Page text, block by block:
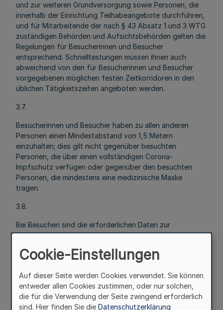
und zur weiteren Grundversorgung sowie Personen, die
innerhalb der Einrichtung Teilhabeangebote durchführen,
und für Mitarbeitende der nach § 43 Absatz 1 und 3 WTG
zuständigen Behörden und Aufsichtsbehörden gelten die
Regelungen für Besucherinnen und Besucher
entsprechend. Schnelltestungen müssen ihnen auch
abweichend von den für Besucherinnen und Besucher
vorgegebenen möglichen festen Zeitkorridoren in den
üblichen Tätigkeitszeiten angeboten werden.
3.7.
Besucherinnen und Besucher haben zu allen anderen
Personen einen Mindestabstand von 1,5 Metern
einzuhalten; dies gilt nicht gegenüber besuchten
Personen, die über einen vollständigen Corona-
Impfschutz verfügen oder gegenüber den besuchten
Personen, die mindestens eine medizinische Maske
tragen.
3.8.
Bei Besuchen sind die erforderlichen Daten zur
Sicherstellung der Rückverfolgbarkeit einschließlich des
4. Kurzscreening, Test
4.1.
Cookie-Einstellungen
Auf dieser Seite werden Cookies verwendet. Sie können
entweder allen Cookies zustimmen, oder nur solchen,
die für die Verwendung der Seite zwingend erforderlich
sind. Hier finden Sie die Datenschutzerklärung